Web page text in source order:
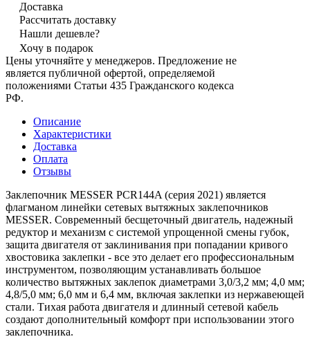
Доставка
Рассчитать доставку
Нашли дешевле?
Хочу в подарок
Цены уточняйте у менеджеров. Предложение не
является публичной офертой, определяемой
положениями Статьи 435 Гражданского кодекса
РФ.
Описание
Характеристики
Доставка
Оплата
Отзывы
Заклепочник MESSER PCR144A (серия 2021) является
флагманом линейки сетевых вытяжных заклепочников
MESSER. Современный бесщеточный двигатель, надежный
редуктор и механизм с системой упрощенной смены губок,
защита двигателя от заклинивания при попадании кривого
хвостовика заклепки - все это делает его профессиональным
инструментом, позволяющим устанавливать большое
количество вытяжных заклепок диаметрами 3,0/3,2 мм; 4,0 мм;
4,8/5,0 мм; 6,0 мм и 6,4 мм, включая заклепки из нержавеющей
стали. Тихая работа двигателя и длинный сетевой кабель
создают дополнительный комфорт при использовании этого
заклепочника.